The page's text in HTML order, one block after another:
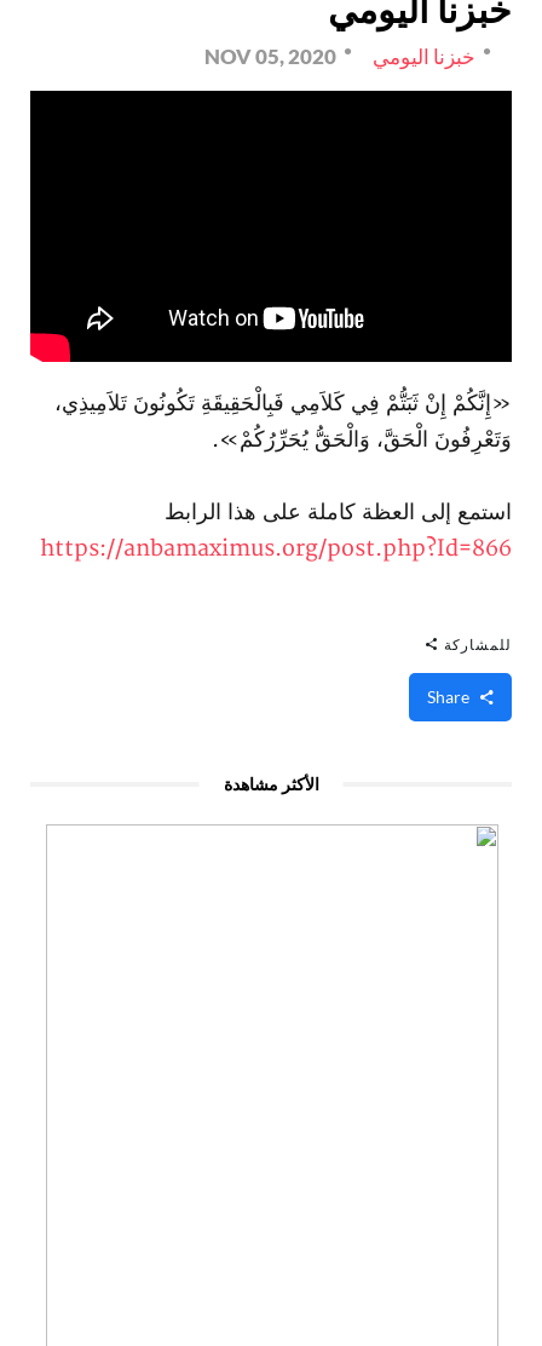
خبزنا اليومي
خبزنا اليومي NOV 05, 2020
«إِنَّكُمْ إِنْ ثَبَتُّمْ فِي كَلاَمِي فَبِالْحَقِيقَةِ تَكُونُونَ تَلاَمِيذِي،
وَتَعْرِفُونَ الْحَقَّ، وَالْحَقُّ يُحَرِّرُكُمْ».
استمع إلى العظة كاملة على هذا الرابط
https://anbamaximus.org/post.php?Id=866
للمشاركة
الأكثر مشاهدة